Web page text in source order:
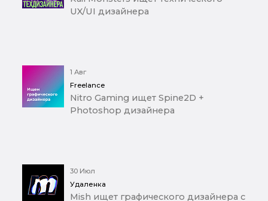
UX/UI дизайнера
1 Авг
Freelance
Nitro Gaming ищет Spine2D +
Photoshop дизайнера
30 Июл
Удаленка
Mish ищет графического дизайнера с